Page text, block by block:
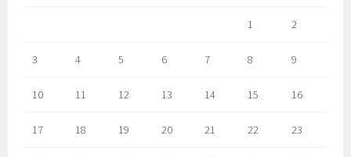
1 2
3 4 5 6 7 8 9
10 11 12 13 14 15 16
17 18 19 20 21 22 23